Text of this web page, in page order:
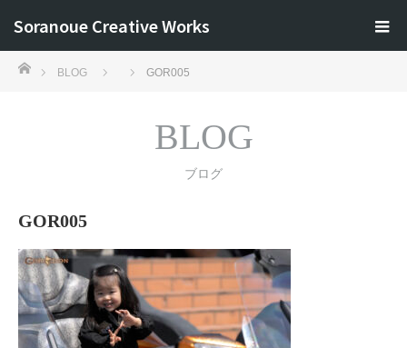
Soranoue Creative Works
ホームBLOG GOR005
BLOG
ブログ
GOR005